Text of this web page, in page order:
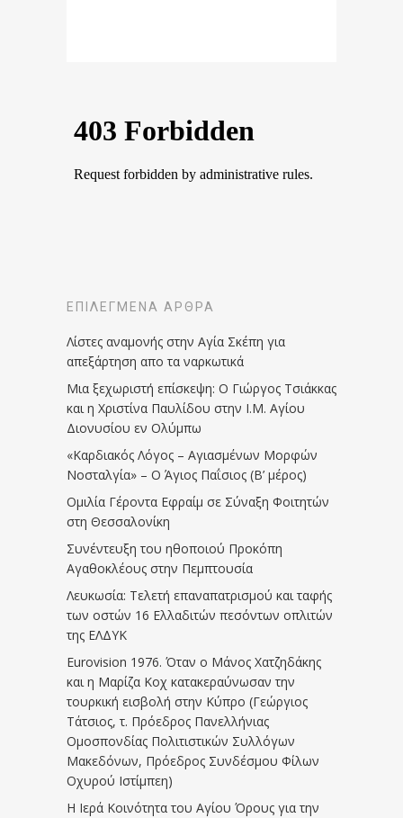
ΕΠΙΛΕΓΜΈΝΑ ΆΡΘΡΑ
Λίστες αναμονής στην Αγία Σκέπη για
απεξάρτηση απο τα ναρκωτικά
Μια ξεχωριστή επίσκεψη: Ο Γιώργος Τσιάκκας
και η Χριστίνα Παυλίδου στην Ι.Μ. Αγίου
Διονυσίου εν Ολύμπω
«Καρδιακός Λόγος – Αγιασμένων Μορφών
Νοσταλγία» – Ο Άγιος Παΐσιος (Β’ μέρος)
Ομιλία Γέροντα Εφραίμ σε Σύναξη Φοιτητών
στη Θεσσαλονίκη
Συνέντευξη του ηθοποιού Προκόπη
Αγαθοκλέους στην Πεμπτουσία
Λευκωσία: Τελετή επαναπατρισμού και ταφής
των οστών 16 Ελλαδιτών πεσόντων οπλιτών
της ΕΛΔΥΚ
Eurovision 1976. Όταν ο Μάνος Χατζηδάκης
και η Μαρίζα Κοχ κατακεραύνωσαν την
τουρκική εισβολή στην Κύπρο (Γεώργιος
Τάτσιος, τ. Πρόεδρος Πανελλήνιας
Ομοσπονδίας Πολιτιστικών Συλλόγων
Μακεδόνων, Πρόεδρος Συνδέσμου Φίλων
Οχυρού Ιστίμπεη)
Η Ιερά Κοινότητα του Αγίου Όρους για την